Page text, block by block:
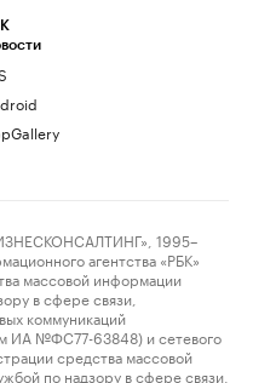
1995–
агентства «РБК»
массовой информации
в сфере связи,
коммуникаций
ИА №ФС77-63848) и сетевого
средства массовой
по надзору в сфере связи,